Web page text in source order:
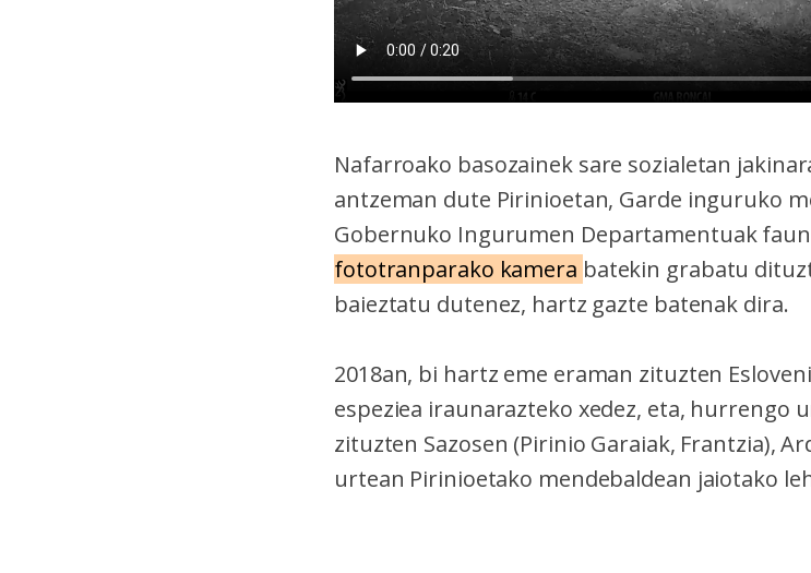
Nafarroako basozainek sare sozialetan
antzeman dute Pirinioetan, Garde inguruko
Gobernuko Ingurumen Departamentuak
fototranparako kamera batekin grabatu
baieztatu dutenez, hartz gazte batenak dira.
2018an, bi hartz eme eraman zituzten
espeziea iraunarazteko xedez, eta, hurrengo
zituzten Sazosen (Pirinio Garaiak, Frantzia),
urtean Pirinioetako mendebaldean jaiotako